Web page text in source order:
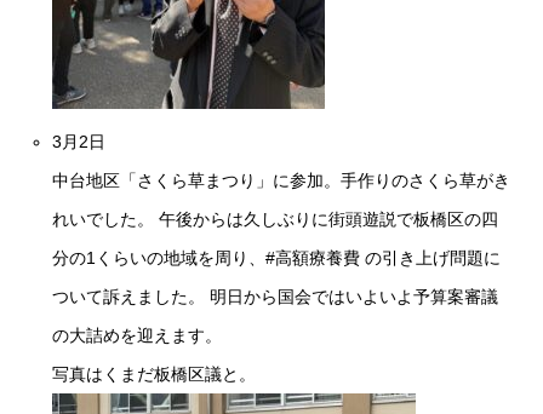
3月2日
中台地区「さくら草まつり」に参加。手作りのさくら草がき
れいでした。 午後からは久しぶりに街頭遊説で板橋区の四
分の1くらいの地域を周り、#高額療養費 の引き上げ問題に
ついて訴えました。 明日から国会ではいよいよ予算案審議
の大詰めを迎えます。
写真はくまだ板橋区議と。